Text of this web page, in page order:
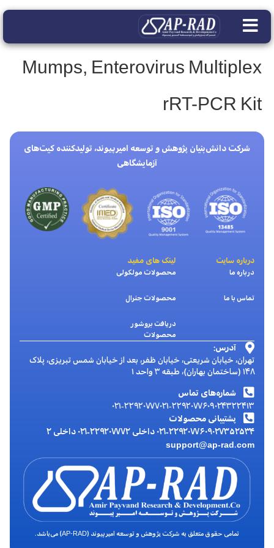
Mumps, Enterovirus Multiplex
rRT-PCR Kit
شرکت دانش‌بنیان پژوهش و توسعه امیرپیوند، تولیدکننده کیت‌های
آزمایشگاهی
درباره سایت
درباره ما
تماس با ما
لینک های مفید
محصولات مولکولی
محصولات جنرال
دریافت بروشور
محصولات
آدرس:
تهران، خیابان شریعتی، خیابان ظفر، بعد از خیابان شمس تبریزی، پلاک
۱۴۸ (ساختمان بهاران)، طبقه ۳ واحد ۱
شماره‌های تماس
۰۹۰۲۴۳۲۲۴۱۳۰۲۱-۲۲۹۲۰۷۷۶۰۲۱-۲۲۹۲۰۷۷۷
پشتیبانی محصولات
۰۹۰۲۷۳۵۲۵۳۴۰۲۱-۲۲۹۲۰۷۷۶ داخلی ۲
۰۲۱-۲۲۹۲۰۷۷۷ داخلی ۲
support@ap-rad.com
تمامی حقوق متعلق به شرکت پژوهش و توسعه امیرپیوند (AP-RAD) می‌باشد.